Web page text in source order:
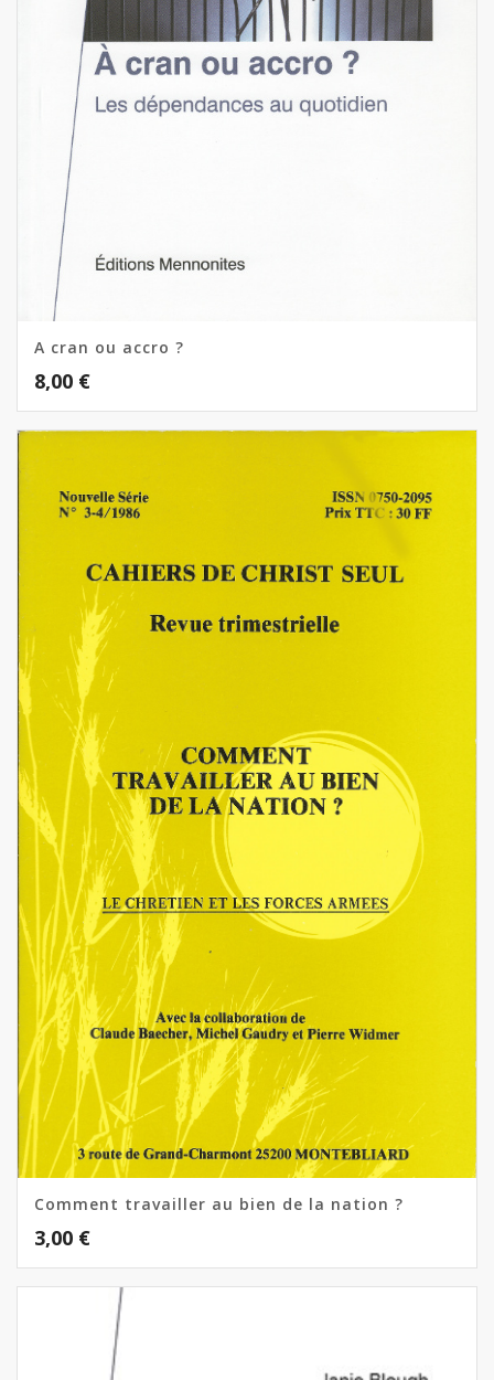
A cran ou accro ?
8,00 €
Comment travailler au bien de la nation ?
3,00 €